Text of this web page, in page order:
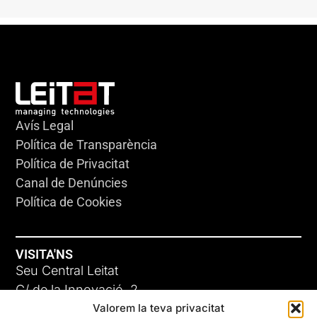
Valorem la teva privacitat
Avís Legal
Política de Transparència
Política de Privacitat
Canal de Denúncies
Política de Cookies
VISITA'NS
Seu Central Leitat
C/ de la Innovació, 2
08225 Terrassa, (Barcelona)